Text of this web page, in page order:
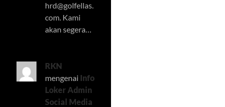
hrd@golfellas.
com. Kami
akan segera…
RKN
mengenai Info
Loker Admin
Social Media